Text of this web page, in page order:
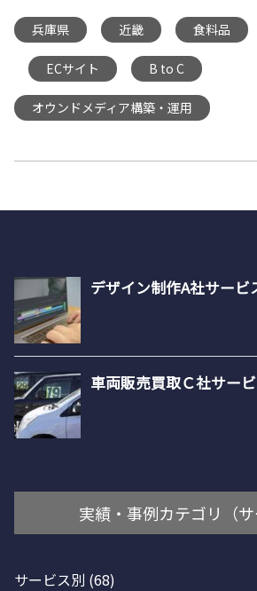
兵庫県 近畿 食料品
ECサイト B to C
オウンドメディア構築・運用
実績・事例カテゴリ（サ
サービス別 (68)